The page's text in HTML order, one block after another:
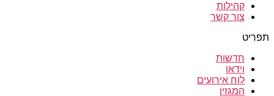
קהילות
צור קשר
תפריט
חדשות
וידאו
לוח אירועים
המגזין